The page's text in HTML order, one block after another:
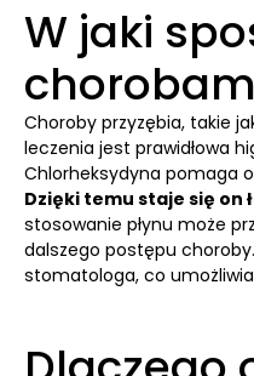
W jaki
Choroby przyzębia, takie
leczenia jest prawidłowa
Chlorheksydyna pomaga
Dzięki temu staje się
stosowanie płynu może
dalszego postępu
stomatologa, co